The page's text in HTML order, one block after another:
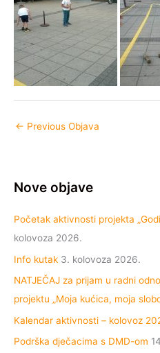
← Previous Objava
Nove objave
Početak aktivnosti projekta
kolovoza 2026.
Info kutak 3. kolovoza 2026.
NATJEČAJ za prijam u radni
projektu „Moja kućica, moja
Kalendar aktivnosti – kolovoz
Podrška dječacima s DMD-om